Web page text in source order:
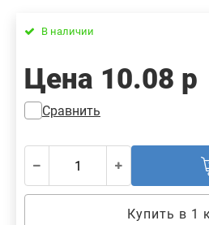
фотографиях товара. Будем
В наличии
Цена 10.08 р
Сравнить
Купить в 1